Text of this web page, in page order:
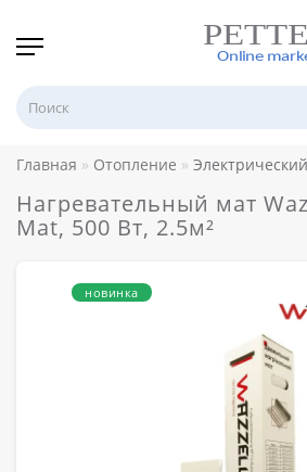
Главная Отопление
Нагревательный мат
Mat, 500 Вт, 2.5м²
новинка